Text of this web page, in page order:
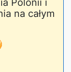
na całym